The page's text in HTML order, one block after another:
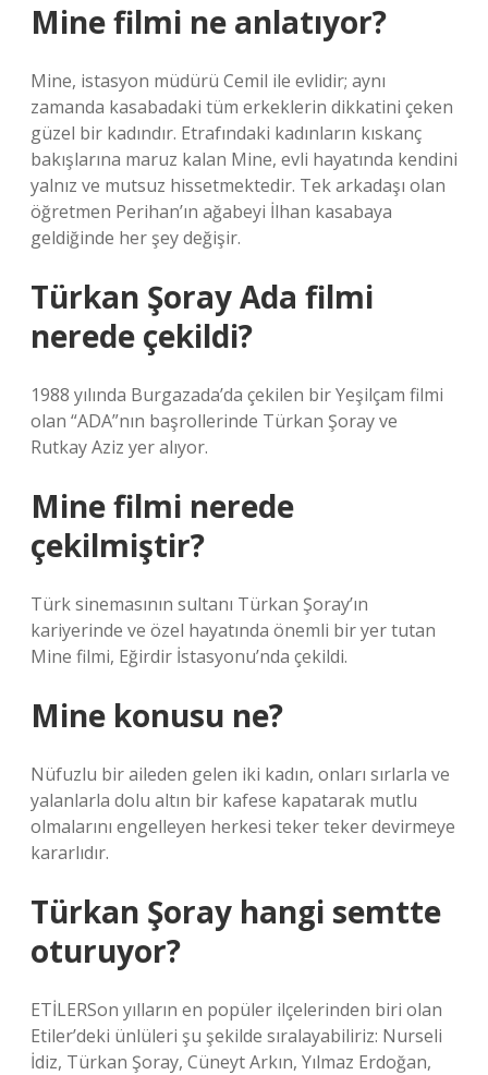
Mine filmi ne anlatıyor?
Mine, istasyon müdürü Cemil ile evlidir; aynı
zamanda kasabadaki tüm erkeklerin dikkatini çeken
güzel bir kadındır. Etrafındaki kadınların kıskanç
bakışlarına maruz kalan Mine, evli hayatında kendini
yalnız ve mutsuz hissetmektedir. Tek arkadaşı olan
öğretmen Perihan’ın ağabeyi İlhan kasabaya
geldiğinde her şey değişir.
Türkan Şoray Ada filmi
nerede çekildi?
1988 yılında Burgazada’da çekilen bir Yeşilçam filmi
olan “ADA”nın başrollerinde Türkan Şoray ve
Rutkay Aziz yer alıyor.
Mine filmi nerede
çekilmiştir?
Türk sinemasının sultanı Türkan Şoray’ın
kariyerinde ve özel hayatında önemli bir yer tutan
Mine filmi, Eğirdir İstasyonu’nda çekildi.
Mine konusu ne?
Nüfuzlu bir aileden gelen iki kadın, onları sırlarla ve
yalanlarla dolu altın bir kafese kapatarak mutlu
olmalarını engelleyen herkesi teker teker devirmeye
kararlıdır.
Türkan Şoray hangi semtte
oturuyor?
ETİLERSon yılların en popüler ilçelerinden biri olan
Etiler’deki ünlüleri şu şekilde sıralayabiliriz: Nurseli
İdiz, Türkan Şoray, Cüneyt Arkın, Yılmaz Erdoğan,